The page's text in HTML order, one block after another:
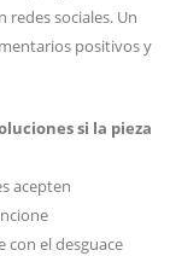
sociales. Un
positivos y
si la pieza
acepten
con el desguace